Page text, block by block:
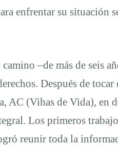
enfrentar su situación
–de más de seis
Después de tocar
AC (Vihas de Vida), en
Los primeros
reunir toda la